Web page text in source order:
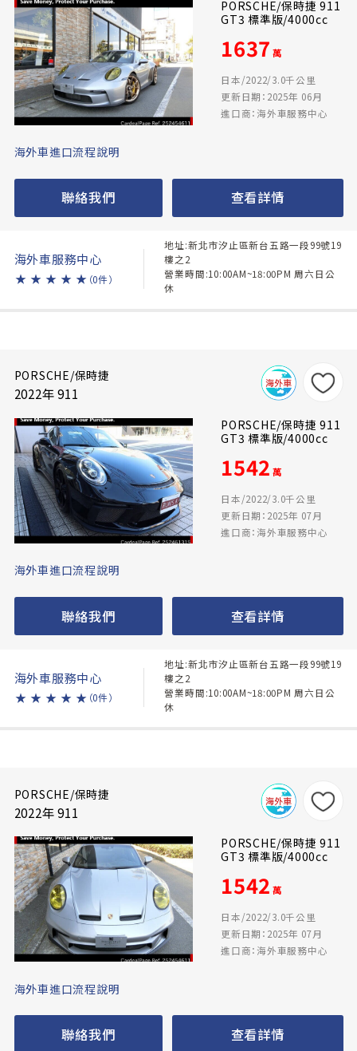
PORSCHE/保時捷 911
GT3 標準版/4000cc
1637 萬
日本/2022/3.0千公里
更新日期：2025年 06月
進口商：海外車服務中心
海外車進口流程說明
聯絡我們 查看詳情
海外車服務中心
★ ★ ★ ★ ★ （0件）
地址:新北市汐止區新台五路一段99號19
樓之2
營業時間:10:00AM~18:00PM 周六日公
休
PORSCHE/保時捷
2022年 911
PORSCHE/保時捷 911
GT3 標準版/4000cc
1542 萬
日本/2022/3.0千公里
更新日期：2025年 07月
進口商：海外車服務中心
海外車進口流程說明
聯絡我們 查看詳情
海外車服務中心
★ ★ ★ ★ ★ （0件）
地址:新北市汐止區新台五路一段99號19
樓之2
營業時間:10:00AM~18:00PM 周六日公
休
PORSCHE/保時捷
2022年 911
PORSCHE/保時捷 911
GT3 標準版/4000cc
1542 萬
日本/2022/3.0千公里
更新日期：2025年 07月
進口商：海外車服務中心
海外車進口流程說明
聯絡我們 查看詳情